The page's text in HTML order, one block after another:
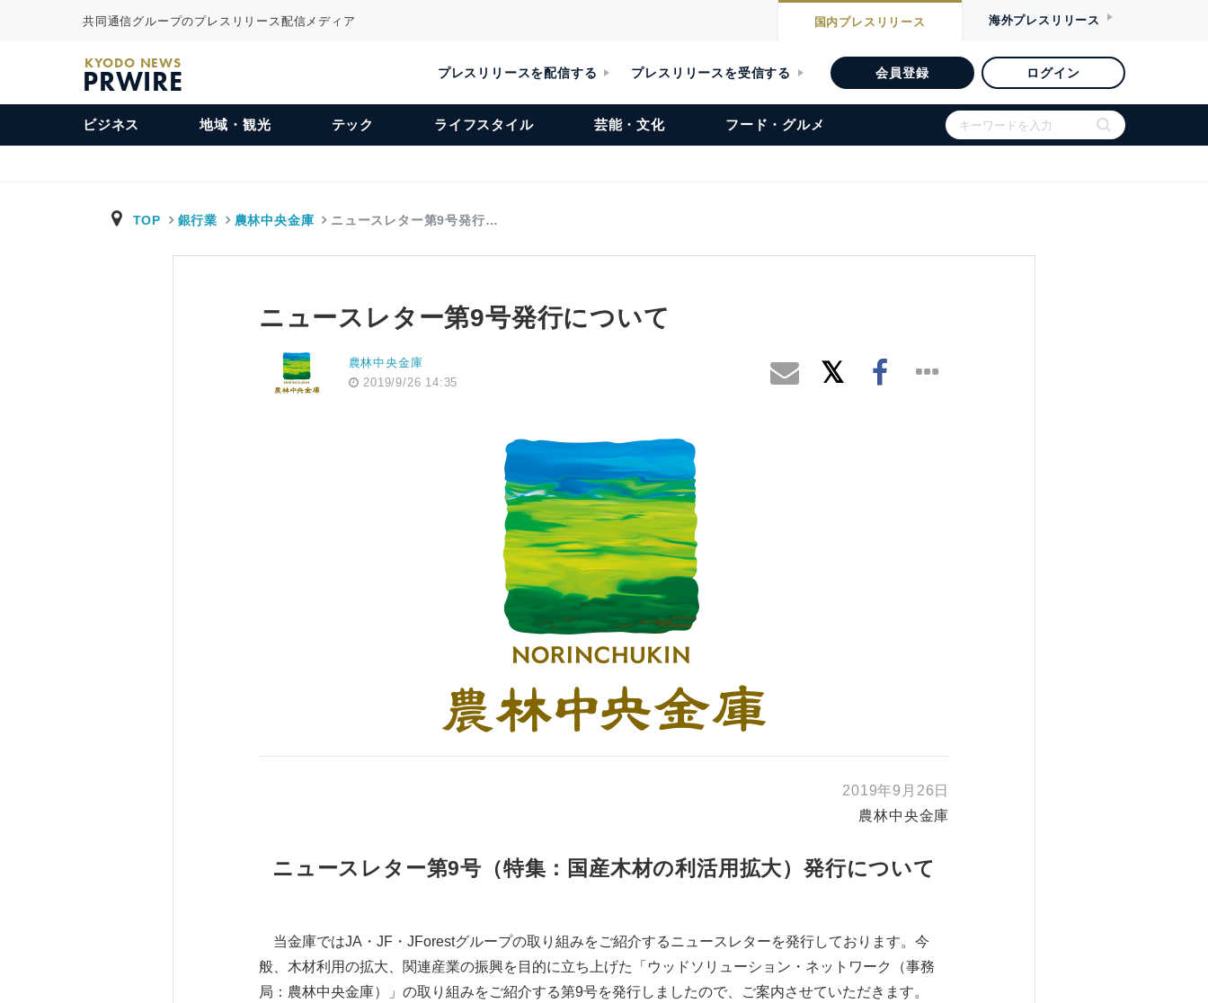
共同通信グループのプレスリリース配信メディア 国内プレスリリース 海外プレスリリース
KYODO NEWS
PRWIRE プレスリリースを配信する プレスリリースを受信する 会員登録 ログイン
ビジネス 地域・観光 テック ライフスタイル 芸能・文化 フード・グルメ
TOP 銀行業 農林中央金庫 ニュースレター第9号発行…
ニュースレター第9号発行について
農林中央金庫
2019/9/26 14:35
2019年9月26日
農林中央金庫
ニュースレター第9号（特集：国産木材の利活用拡大）発行について
当金庫ではJA・JF・JForestグループの取り組みをご紹介するニュースレターを発行しております。今
般、木材利用の拡大、関連産業の振興を目的に立ち上げた「ウッドソリューション・ネットワーク（事務
局：農林中央金庫）」の取り組みをご紹介する第9号を発行しましたので、ご案内させていただきます。